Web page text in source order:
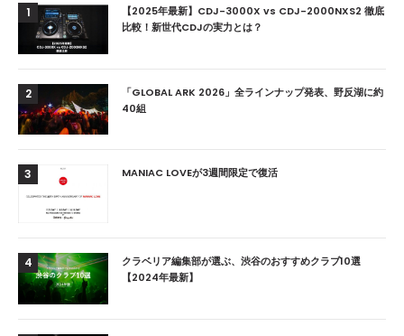
1
【2025年最新】CDJ-3000X vs CDJ-2000NXS2 徹底
比較！新世代CDJの実力とは？
2
「GLOBAL ARK 2026」全ラインナップ発表、野反湖に約
40組
3 MANIAC LOVEが3週間限定で復活
4
クラベリア編集部が選ぶ、渋谷のおすすめクラブ10選
【2024年最新】